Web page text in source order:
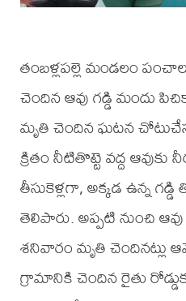
తంబళ్లపల్లె మండలం
చెందిన ఆవు గడ్డి మందు
మృతి చెందిన ఘటన
క్రితం నీటితొట్టె వద్ద ఆవుకు
తీసుకెళ్లగా, అక్కడ ఉన్న గడ్డి
తెలిపారు. అప్పటి నుంచి
శనివారం మృతి చెందినట్లు
గ్రామానికి చెందిన రైతు